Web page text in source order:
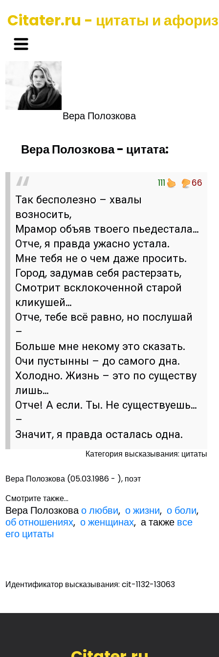
Citater.ru - цитаты и
Вера Полозкова
Вера Полозкова - цитата:
111 66
Так бесполезно – хвалы
возносить,
Мрамор объяв твоего пьедестала…
Отче, я правда ужасно устала.
Мне тебя не о чем даже просить.
Город, задумав себя растерзать,
Смотрит всклокоченной старой
кликушей…
Отче, тебе всё равно, но послушай
–
Больше мне некому это сказать.
Очи пустынны – до самого дна.
Холодно. Жизнь – это по существу
лишь…
Отче! А если. Ты. Не существуешь…
–
Значит, я правда осталась одна.
Категория высказывания: цитаты
Вера Полозкова (05.03.1986 - ), поэт
Смотрите также...
Вера Полозковао любви,о жизни,о боли,
об отношениях,о женщинах, а также все
его цитаты
Идентификатор высказывания: cit-1132-13063